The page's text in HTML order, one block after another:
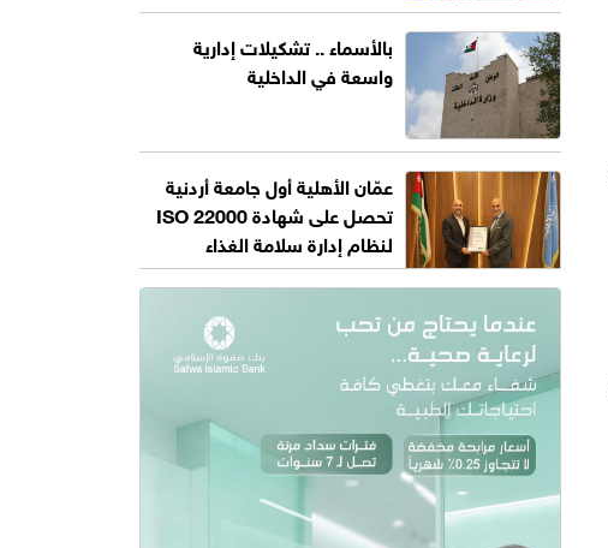
بالأسماء .. تشكيلات إدارية
واسعة في الداخلية
عمّان الأهلية أول جامعة أردنية
تحصل على شهادة ISO 22000
لنظام إدارة سلامة الغذاء